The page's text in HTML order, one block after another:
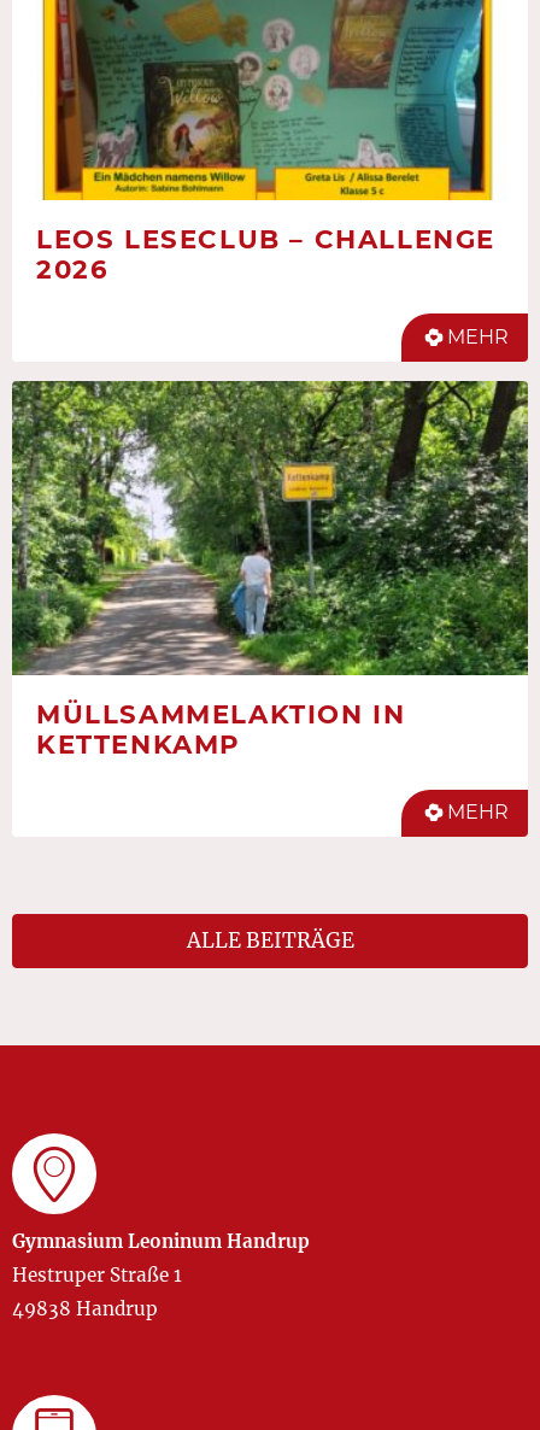
LEOS LESECLUB – CHALLENGE
2026
MEHR
MÜLLSAMMELAKTION IN
KETTENKAMP
MEHR
ALLE BEITRÄGE
Gymnasium Leoninum Handrup
Hestruper Straße 1
49838 Handrup